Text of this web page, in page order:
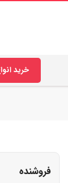
خرید
فروشنده